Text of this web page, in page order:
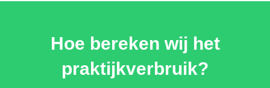
Hoe bereken wij het
praktijkverbruik?